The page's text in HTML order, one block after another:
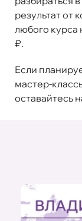
результат от
любого курса
₽.
Если
мастер-
оставайтесь